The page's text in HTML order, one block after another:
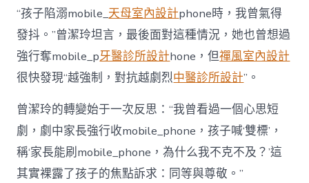
“孩子陷溺mobile_天母室內設計phone時，我曾氣得
發抖。”曾潔玲坦言，最後面對這種情況，她也曾想過
強行奪mobile_p牙醫診所設計hone，但禪風室內設計
很快發現“越強制，對抗越劇烈中醫診所設計”。
曾潔玲的轉變始于一次反思：“我曾看過一個心思短
劇，劇中家長強行收mobile_phone，孩子喊‘雙標’，
稱‘家長能刷mobile_phone，為什么我不克不及？’這
其實裸露了孩子的焦點訴求：同等與尊敬。”